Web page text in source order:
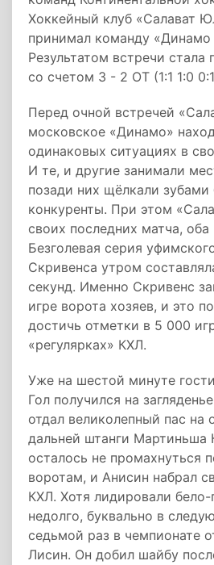
Хоккейный клуб «Салават
принимал команду
Результатом встречи стала
со счетом 3 - 2 OT (1:1 1:0
Перед очной встречей
московское «Динамо»
одинаковых ситуациях в
И те, и другие занимали
позади них щёлкали зубами
конкуренты. При этом
своих последних матча, оба
Безголевая серия
Скривенса утром
секунд. Именно Скривенс
игре ворота хозяев, и это
достичь отметки в 5 000
«регулярках» КХЛ.
Уже на шестой минуте
Гол получился на
отдал великолепный пас на
дальней штанги Мартиньша
осталось не промахнуться
воротам, и Анисин набрал
КХЛ. Хотя лидировали бело-
недолго, буквально в
седьмой раз в чемпионате
Лисин. Он добил шайбу